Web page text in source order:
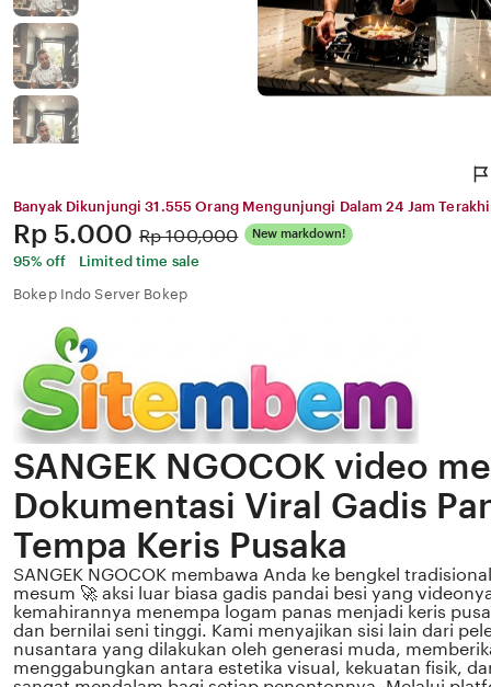
Banyak Dikunjungi 31.555 Orang Mengunjungi Dalam 24 Jam
Price:
Rp 5.000 Original
Price:
Rp 100,000 New markdown!
95% off
Limited time sale
Bokep Indo Server Bokep
SANGEK NGOCOK video
Dokumentasi Viral Gadis
Tempa Keris Pusaka
SANGEK NGOCOK membawa Anda ke bengkel
mesum 🚀 aksi luar biasa gadis pandai besi yang
kemahirannya menempa logam panas menjadi keris
dan bernilai seni tinggi. Kami menyajikan sisi lain dari
nusantara yang dilakukan oleh generasi muda,
menggabungkan antara estetika visual, kekuatan fisik,